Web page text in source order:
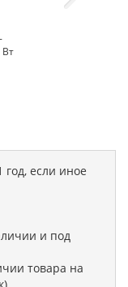
Вт
год, если иное
и под
товара на